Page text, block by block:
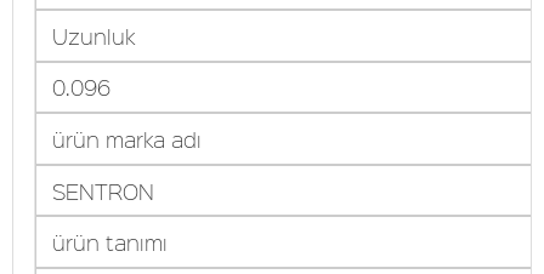
Uzunluk
0.096
ürün marka adı
SENTRON
ürün tanımı